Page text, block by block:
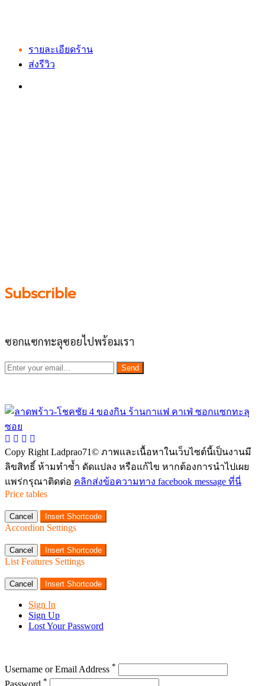
รายละเอียดร้าน
ส่งรีวิว
Subscrible
ซอกแซกทะลุซอยไปพร้อมเรา
Send
Copy Right Ladprao71© ภาพและเนื้อหาในเว็บไซต์นี้เป็นงานมี
ลิขสิทธิ์ ห้ามทำซ้ำ ดัดแปลง หรือแก้ไข หากต้องการนำไปเผย
แพร่กรุณาติดต่อ คลิกส่งข้อความทาง facebook message ที่นี่
Price tables
Cancel Insert Shortcode
Accordion Settings
Cancel Insert Shortcode
List Features Settings
Cancel Insert Shortcode
Sign In
Sign Up
Lost Your Password
Username or Email Address *
Password *